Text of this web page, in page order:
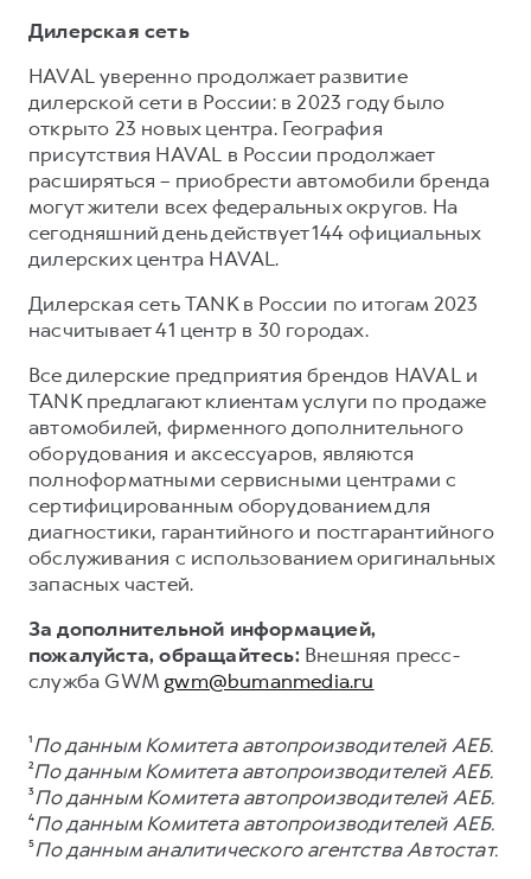
Дилерская сеть
HAVAL уверенно продолжает развитие
дилерской сети в России: в 2023 году было
открыто 23 новых центра. География
присутствия HAVAL в России продолжает
расширяться – приобрести автомобили бренда
могут жители всех федеральных округов. На
сегодняшний день действует 144 официальных
дилерских центра HAVAL.
Дилерская сеть TANK в России по итогам 2023
насчитывает 41 центр в 30 городах.
Все дилерские предприятия брендов HAVAL и
TANK предлагают клиентам услуги по продаже
автомобилей, фирменного дополнительного
оборудования и аксессуаров, являются
полноформатными сервисными центрами с
сертифицированным оборудованием для
диагностики, гарантийного и постгарантийного
обслуживания с использованием оригинальных
запасных частей.
За дополнительной информацией,
пожалуйста, обращайтесь:Внешняя пресс-
служба GWM gwm@bumanmedia.ru
¹По данным Комитета автопроизводителей АЕБ.
²По данным Комитета автопроизводителей АЕБ.
³По данным Комитета автопроизводителей АЕБ.
⁴По данным Комитета автопроизводителей АЕБ.
⁵По данным аналитического агентства Автостат.